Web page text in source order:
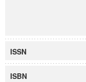
ISSN
ISBN